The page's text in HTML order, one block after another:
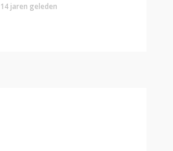
14 jaren geleden